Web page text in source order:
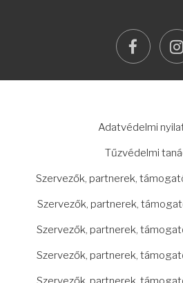
Adatvédelmi
Tűzvédelmi
Szervezők, partnerek,
Szervezők, partnerek,
Szervezők, partnerek,
Szervezők, partnerek,